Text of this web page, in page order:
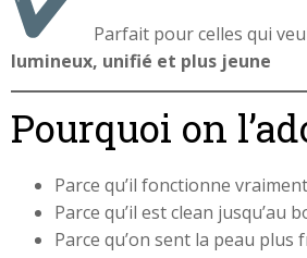
Parfait pour celles qui
lumineux, unifié et plus jeune
Pourquoi on
Parce qu’il fonctionne vraiment
Parce qu’il est clean jusqu’au
Parce qu’on sent la peau plus